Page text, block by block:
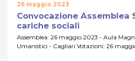
26 maggio 2023
Convocazione Assemblea
cariche sociali
Assemblea: 26 maggio 2023 - Aula
Umanistici - Cagliari Votazioni: 26